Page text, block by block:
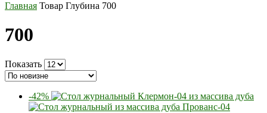
Главная Товар Глубина 700
700
Показать
-42%